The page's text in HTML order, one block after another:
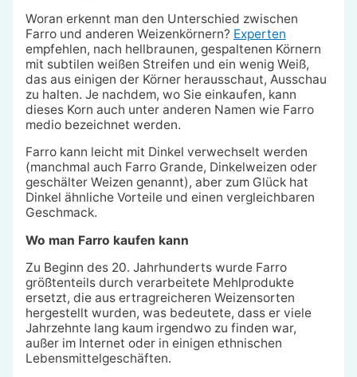
Woran erkennt man den Unterschied zwischen
Farro und anderen Weizenkörnern? Experten
empfehlen, nach hellbraunen, gespaltenen Körnern
mit subtilen weißen Streifen und ein wenig Weiß,
das aus einigen der Körner herausschaut, Ausschau
zu halten. Je nachdem, wo Sie einkaufen, kann
dieses Korn auch unter anderen Namen wie Farro
medio bezeichnet werden.
Farro kann leicht mit Dinkel verwechselt werden
(manchmal auch Farro Grande, Dinkelweizen oder
geschälter Weizen genannt), aber zum Glück hat
Dinkel ähnliche Vorteile und einen vergleichbaren
Geschmack.
Wo man Farro kaufen kann
Zu Beginn des 20. Jahrhunderts wurde Farro
größtenteils durch verarbeitete Mehlprodukte
ersetzt, die aus ertragreicheren Weizensorten
hergestellt wurden, was bedeutete, dass er viele
Jahrzehnte lang kaum irgendwo zu finden war,
außer im Internet oder in einigen ethnischen
Lebensmittelgeschäften.